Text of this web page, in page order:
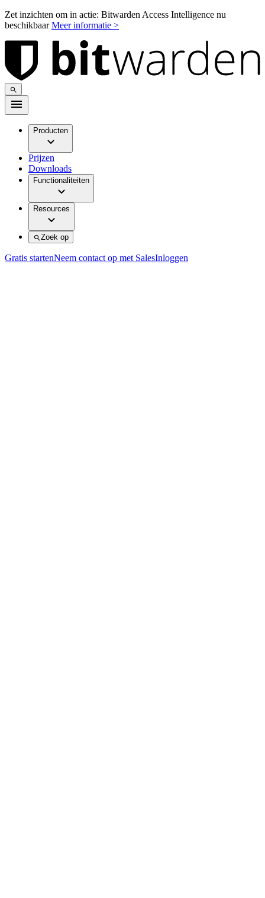
Zet inzichten om in actie: Bitwarden Access Intelligence nu
beschikbaarMeer informatie >
Producten
Prijzen
Downloads
Functionaliteiten
Resources
Zoek op
Gratis startenNeem contact op met SalesInloggen